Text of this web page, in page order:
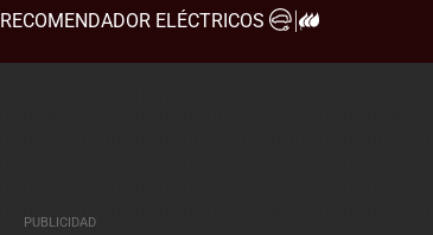
RECOMENDADOR ELÉCTRICOS